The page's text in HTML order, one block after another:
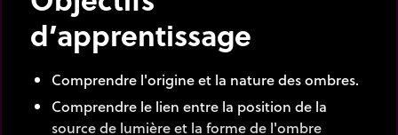
d’apprentissage
Comprendre l'origine et la nature des ombres.
Comprendre le lien entre la position de la
source de lumière et la forme de l'ombre